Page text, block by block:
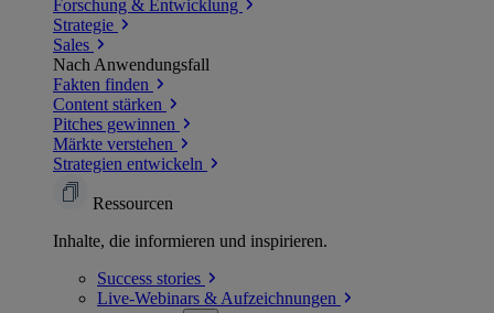
Forschung & Entwicklung
Strategie
Sales
Nach Anwendungsfall
Fakten finden
Content stärken
Pitches gewinnen
Märkte verstehen
Strategien entwickeln
Ressourcen
Inhalte, die informieren und inspirieren.
Success stories
Live-Webinars & Aufzeichnungen